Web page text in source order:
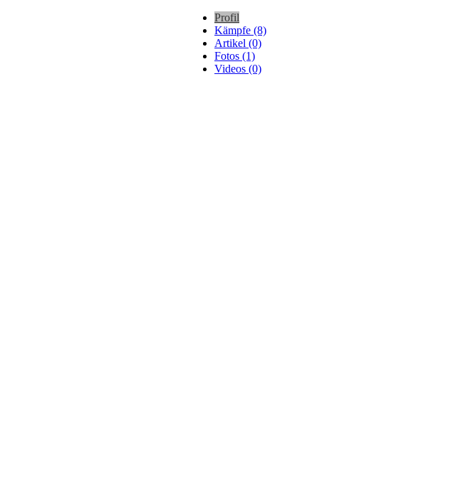
Profil
Kämpfe (8)
Artikel (0)
Fotos (1)
Videos (0)